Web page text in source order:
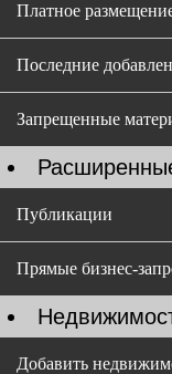
Платное
Последние
Запрещенные
Публикации
Прямые бизнес-
Добавить